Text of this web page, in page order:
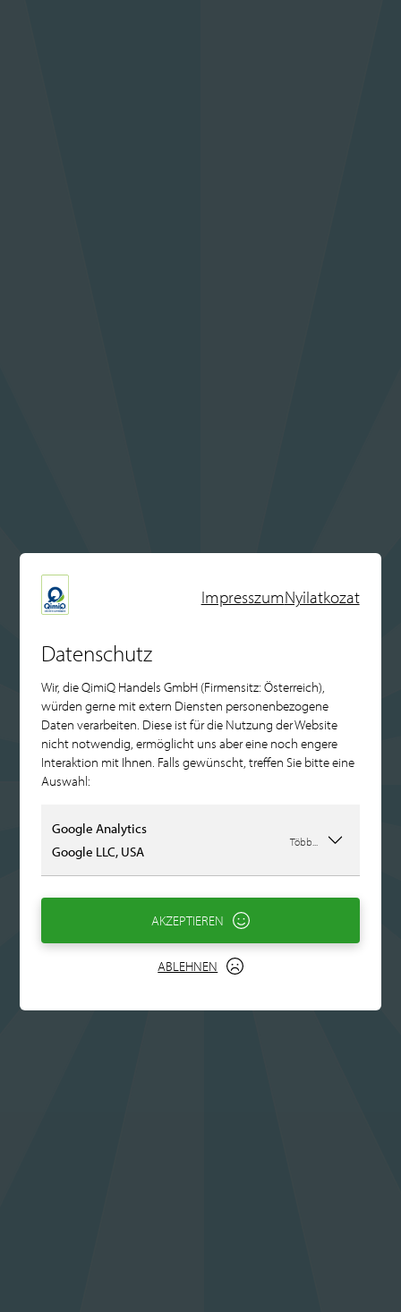
ImpresszumNyilatkozat
Datenschutz
Wir, die QimiQ Handels GmbH (Firmensitz: Österreich),
würden gerne mit extern Diensten personenbezogene
Daten verarbeiten. Diese ist für die Nutzung der Website
nicht notwendig, ermöglicht uns aber eine noch engere
Interaktion mit Ihnen. Falls gewünscht, treffen Sie bitte eine
Auswahl:
Google Analytics
Google LLC, USA
Több...
ABLEHNEN
AKZEPTIEREN